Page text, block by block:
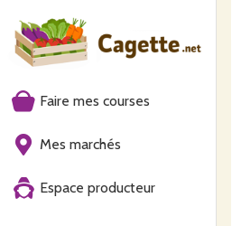
Faire mes courses
Mes marchés
Espace producteur